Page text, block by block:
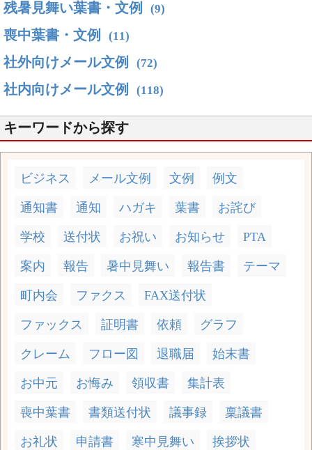
残暑見舞い葉書・文例 (9)
喪中葉書・文例 (11)
社外向けメール文例 (72)
社内向けメール文例 (118)
キーワードから探す
ビジネス メール文例 文例 例文
通知書 通知 ハガキ 葉書 お詫び
学校 送付状 お祝い お知らせ PTA
案内 報告 暑中見舞い 報告書 テーマ
町内会 ファクス FAX送付状
ファックス 証明書 依頼 グラフ
クレーム フロー図 退職届 始末書
お中元 お悔み 領収書 集計表
喪中葉書 書類送付状 議事録 稟議書
お礼状 申請書 寒中見舞い 挨拶状